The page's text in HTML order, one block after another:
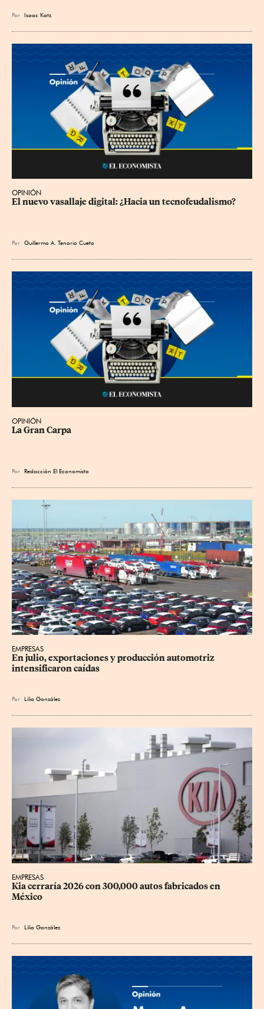
Por Isaac Katz
OPINIÓN
El nuevo vasallaje digital: ¿Hacia un tecnofeudalismo?
Por Guillermo A. Tenorio Cueto
OPINIÓN
La Gran Carpa
Por Redacción El Economista
EMPRESAS
En julio, exportaciones y producción automotriz
intensificaron caídas
Por Lilia González
EMPRESAS
Kia cerraría 2026 con 300,000 autos fabricados en
México
Por Lilia González